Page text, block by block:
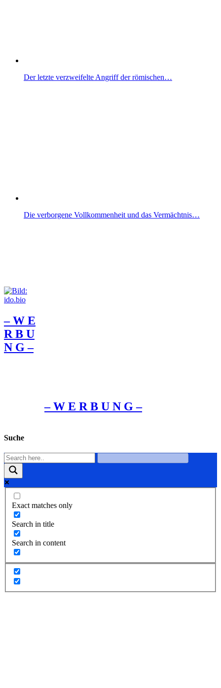
Der letzte verzweifelte Angriff der römischen…
Die verborgene Vollkommenheit und das Vermächtnis…
– W Ε
R Β U
Ν G –
– W Ε R Β U Ν G –
Suche
Exact matches only
Search in title
Search in content